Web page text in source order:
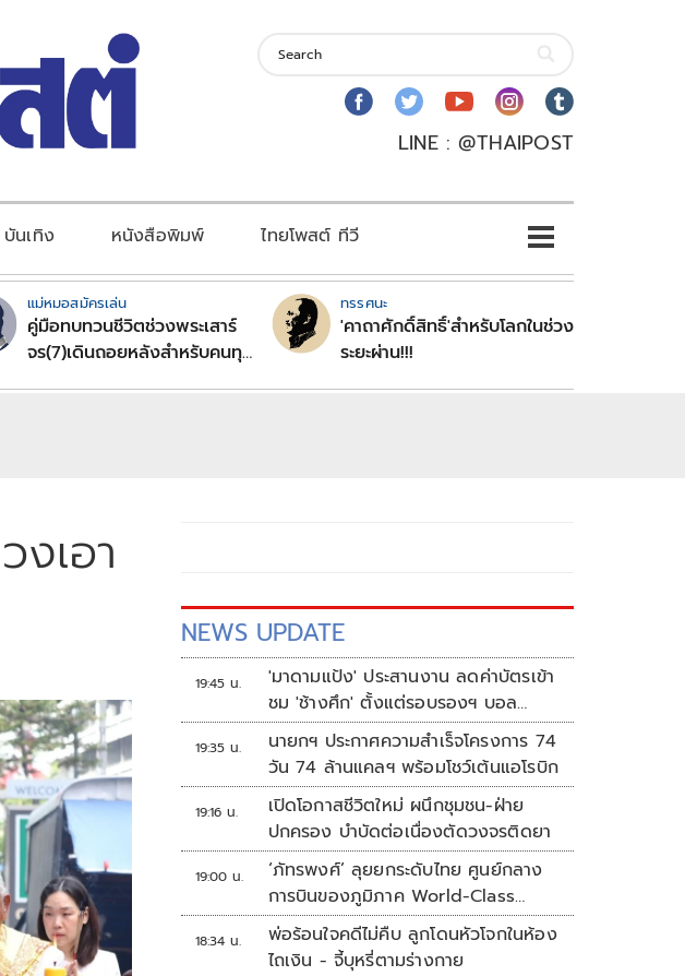
LINE : @THAIPOST
บันเทิง หนังสือพิมพ์ ไทยโพสต์ ทีวี
แม่หมอสมัครเล่น
คู่มือทบทวนชีวิตช่วงพระเสาร์
จร(7)เดินถอยหลังสำหรับคนทุก
ทรรศนะ
'คาถาศักดิ์สิทธิ์'สำหรับโลกในช่วง
ระยะผ่าน!!!
เอา
NEWS UPDATE
19:45 น.
'มาดามแป้ง' ประสานงาน ลดค่าบัตรเข้า
ชม 'ช้างศึก' ตั้งแต่รอบรองฯ บอล
อาเซียน
19:35 น.
นายกฯ ประกาศความสำเร็จโครงการ 74
วัน 74 ล้านแคลฯ พร้อมโชว์เต้นแอโรบิก
19:16 น.
เปิดโอกาสชีวิตใหม่ ผนึกชุมชน-ฝ่าย
ปกครอง บำบัดต่อเนื่องตัดวงจรติดยา
19:00 น.
‘ภัทรพงศ์’ ลุยยกระดับไทย ศูนย์กลาง
การบินของภูมิภาค World-Class
Aviation Hub | ห้องข่าวไทยโพสต์สุด
สัปดาห์
18:34 น.
พ่อร้อนใจคดีไม่คืบ ลูกโดนหัวโจกในห้อง
ไถเงิน - จี้บุหรี่ตามร่างกาย